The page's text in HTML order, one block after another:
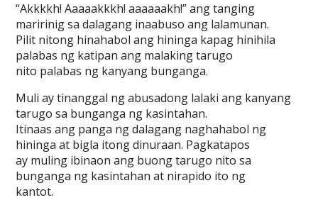
“Akkkkh! Aaaaakkkh! aaaaaakh!” ang tanging
maririnig sa dalagang inaabuso ang lalamunan.
Pilit nitong hinahabol ang hininga kapag hinihila
palabas ng katipan ang malaking tarugo
nito palabas ng kanyang bunganga.
Muli ay tinanggal ng abusadong lalaki ang kanyang
tarugo sa bunganga ng kasintahan.
Itinaas ang panga ng dalagang naghahabol ng
hininga at bigla itong dinuraan. Pagkatapos
ay muling ibinaon ang buong tarugo nito sa
bunganga ng kasintahan at nirapido ito ng
kantot.